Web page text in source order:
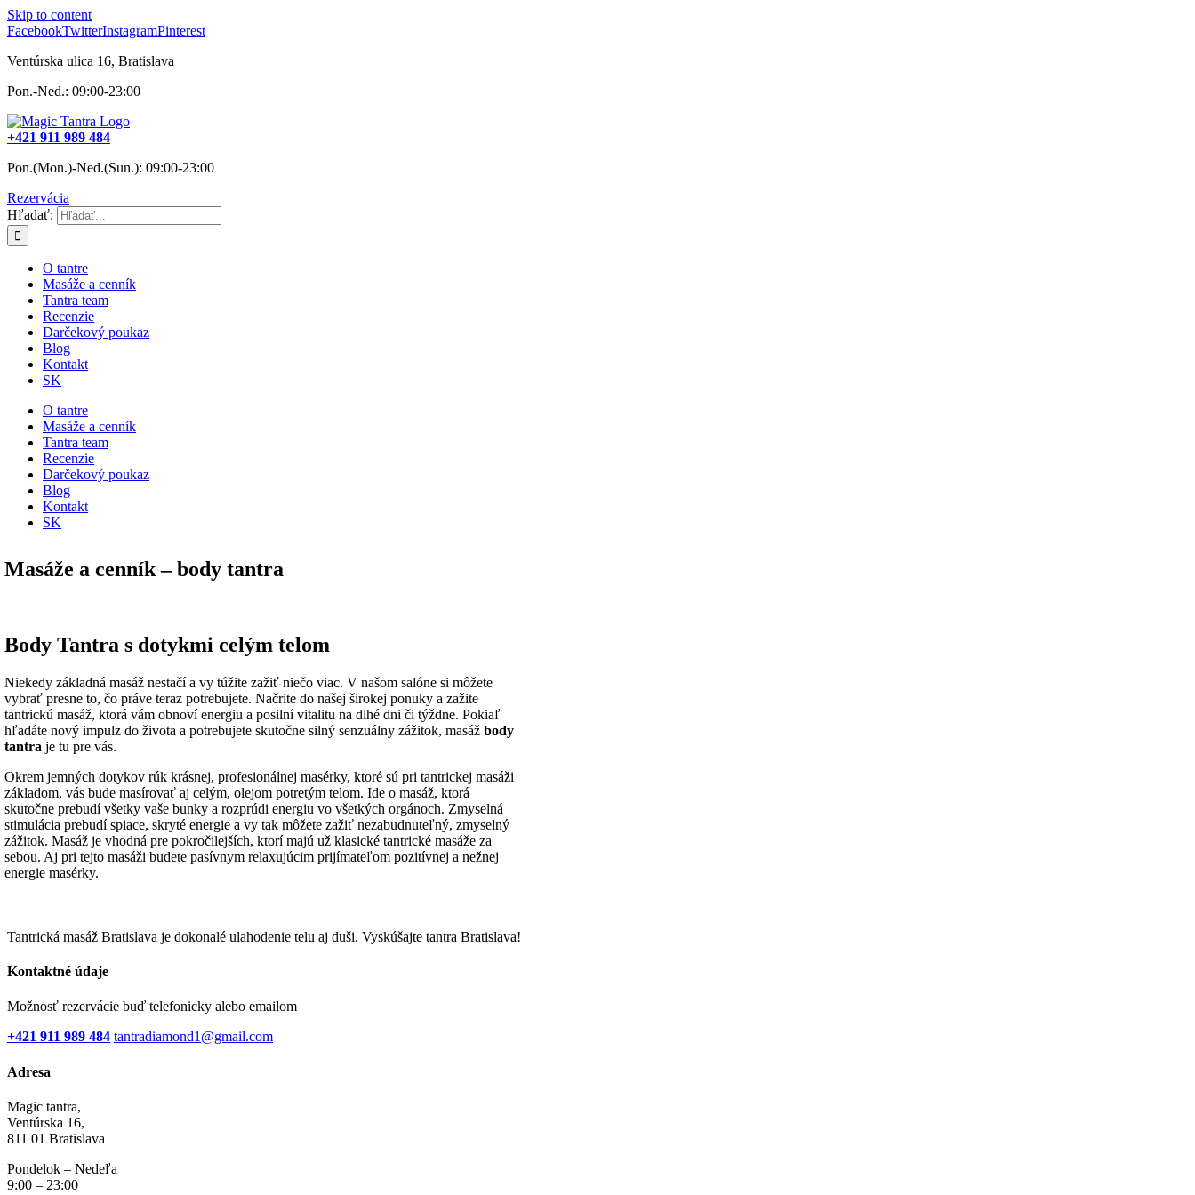
Skip to content
FacebookTwitterInstagramPinterest
Ventúrska ulica 16, Bratislava
Pon.-Ned.: 09:00-23:00
+421 911 989 484
Pon.(Mon.)-Ned.(Sun.): 09:00-23:00
Rezervácia
Hľadať:
O tantre
Masáže a cenník
Tantra team
Recenzie
Darčekový poukaz
Blog
Kontakt
SK
O tantre
Masáže a cenník
Tantra team
Recenzie
Darčekový poukaz
Blog
Kontakt
SK
Masáže a cenník – body tantra
Body Tantra s dotykmi celým telom
Niekedy základná masáž nestačí a vy túžite zažiť niečo viac. V našom salóne si môžete
vybrať presne to, čo práve teraz potrebujete. Načrite do našej širokej ponuky a zažite
tantrickú masáž, ktorá vám obnoví energiu a posilní vitalitu na dlhé dni či týždne. Pokiaľ
hľadáte nový impulz do života a potrebujete skutočne silný senzuálny zážitok, masážbody
tantra je tu pre vás.
Okrem jemných dotykov rúk krásnej, profesionálnej masérky, ktoré sú pri tantrickej masáži
základom, vás bude masírovať aj celým, olejom potretým telom. Ide o masáž, ktorá
skutočne prebudí všetky vaše bunky a rozprúdi energiu vo všetkých orgánoch. Zmyselná
stimulácia prebudí spiace, skryté energie a vy tak môžete zažiť nezabudnuteľný, zmyselný
zážitok. Masáž je vhodná pre pokročilejších, ktorí majú už klasické tantrické masáže za
sebou. Aj pri tejto masáži budete pasívnym relaxujúcim prijímateľom pozitívnej a nežnej
energie masérky.
Tantrická masáž Bratislava je dokonalé ulahodenie telu aj duši. Vyskúšajte tantra Bratislava!
Kontaktné údaje
Možnosť rezervácie buď telefonicky alebo emailom
+421 911 989 484 tantradiamond1@gmail.com
Adresa
Magic tantra,
Ventúrska 16,
811 01 Bratislava
Pondelok – Nedeľa
9:00 – 23:00